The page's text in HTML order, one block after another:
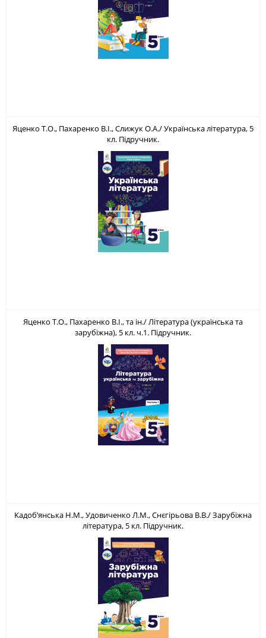
Яценко Т.О., Пахаренко В.І., Слижук О.А./ Українська література, 5
кл. Підручник.
Яценко Т.О., Пахаренко В.І., та ін./ Література (українська та
зарубіжна), 5 кл. ч.1. Підручник.
Кадоб’янська Н.М., Удовиченко Л.М., Снєгірьова В.В./ Зарубіжна
література, 5 кл. Підручник.